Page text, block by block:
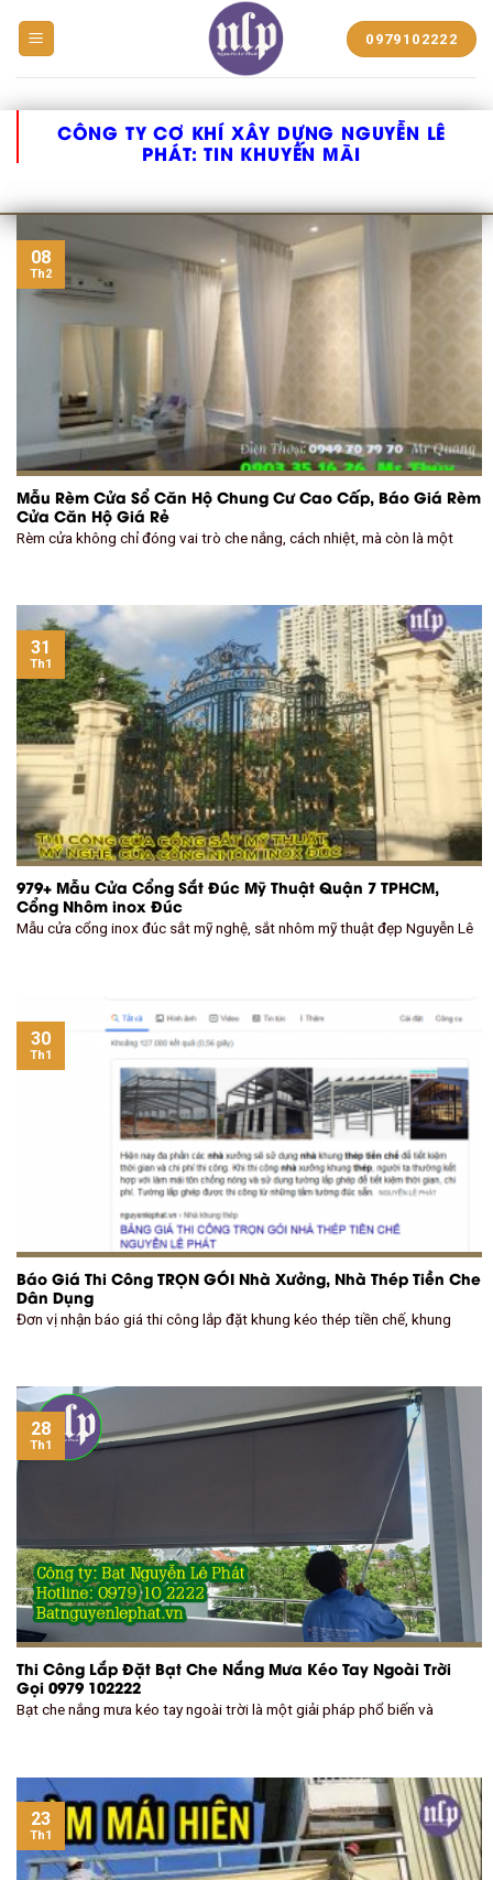
NHỰA
0979102222
CÔNG TY CƠ KHÍ XÂY DỰNG NGUYỄN LÊ
PHÁT:TIN KHUYẾN MÃI
Mẫu Rèm Cửa Sổ Căn Hộ Chung Cư Cao Cấp, Báo Giá Rèm
Cửa Căn Hộ Giá Rẻ
Rèm cửa không chỉ đóng vai trò che nắng, cách nhiệt, mà còn là một
08
Th2
979+ Mẫu Cửa Cổng Sắt Đúc Mỹ Thuật Quận 7 TPHCM,
Cổng Nhôm inox Đúc
Mẫu cửa cổng inox đúc sắt mỹ nghệ, sắt nhôm mỹ thuật đẹp Nguyễn Lê
31
Th1
Báo Giá Thi Công TRỌN GÓI Nhà Xưởng, Nhà Thép Tiền Che
Dân Dụng
Đơn vị nhận báo giá thi công lắp đặt khung kéo thép tiền chế, khung
30
Th1
Thi Công Lắp Đặt Bạt Che Nắng Mưa Kéo Tay Ngoài Trời
Gọi 0979 102222
Bạt che nắng mưa kéo tay ngoài trời là một giải pháp phổ biến và
28
Th1
23
Th1